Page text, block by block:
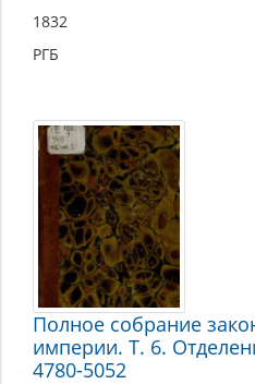
1832
РГБ
Полное собрание
империи. Т. 6.
4780-5052